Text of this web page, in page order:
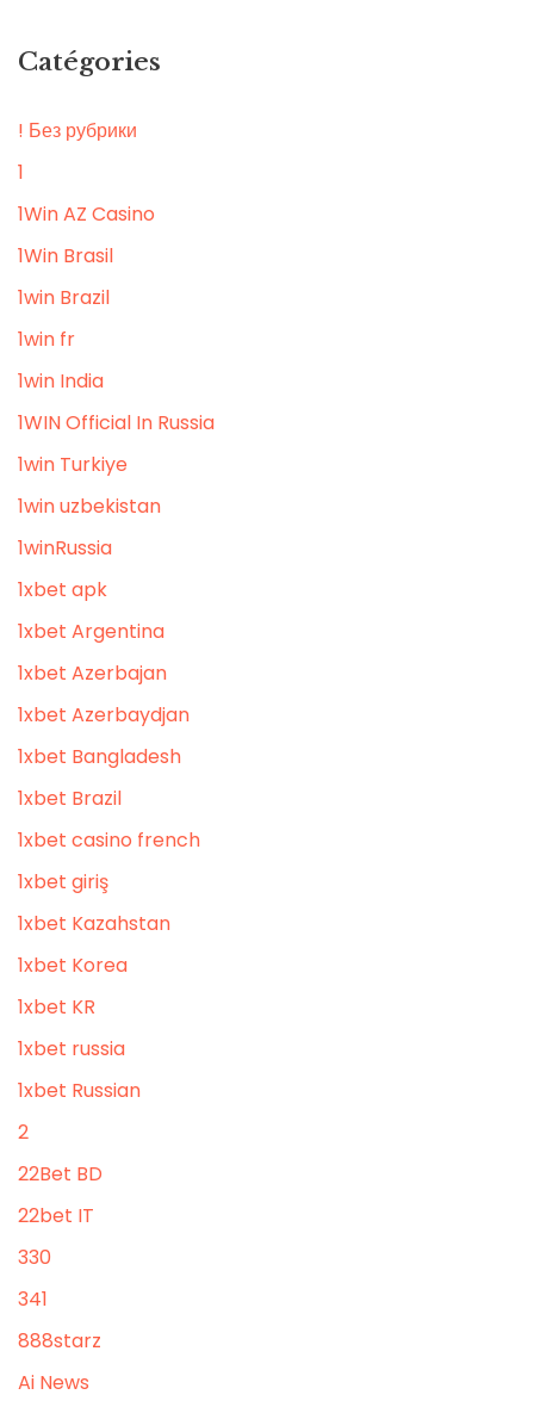
Catégories
! Без рубрики
1
1Win AZ Casino
1Win Brasil
1win Brazil
1win fr
1win India
1WIN Official In Russia
1win Turkiye
1win uzbekistan
1winRussia
1xbet apk
1xbet Argentina
1xbet Azerbajan
1xbet Azerbaydjan
1xbet Bangladesh
1xbet Brazil
1xbet casino french
1xbet giriş
1xbet Kazahstan
1xbet Korea
1xbet KR
1xbet russia
1xbet Russian
2
22Bet BD
22bet IT
330
341
888starz
Ai News